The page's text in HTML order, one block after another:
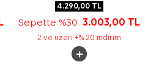
4.290,00 TL
Sepette %303.003,00 TL
2 ve üzeri +% 20 indirim